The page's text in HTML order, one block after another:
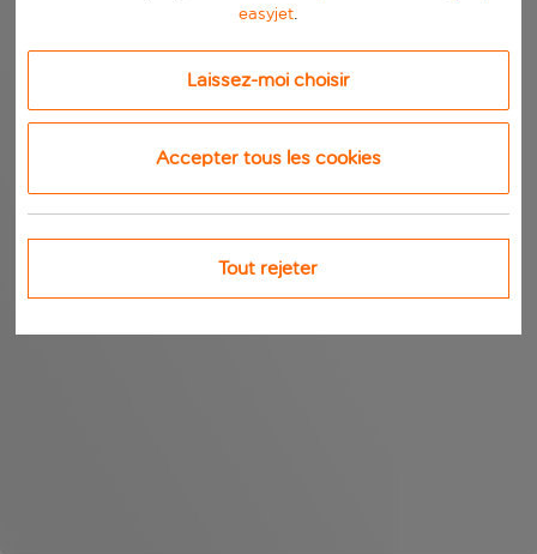
easyjet.
Laissez-moi choisir
Accepter tous les cookies
Tout rejeter